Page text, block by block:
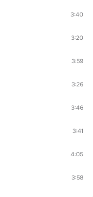
3:40
3:20
3:59
3:26
3:46
3:41
4:05
3:58